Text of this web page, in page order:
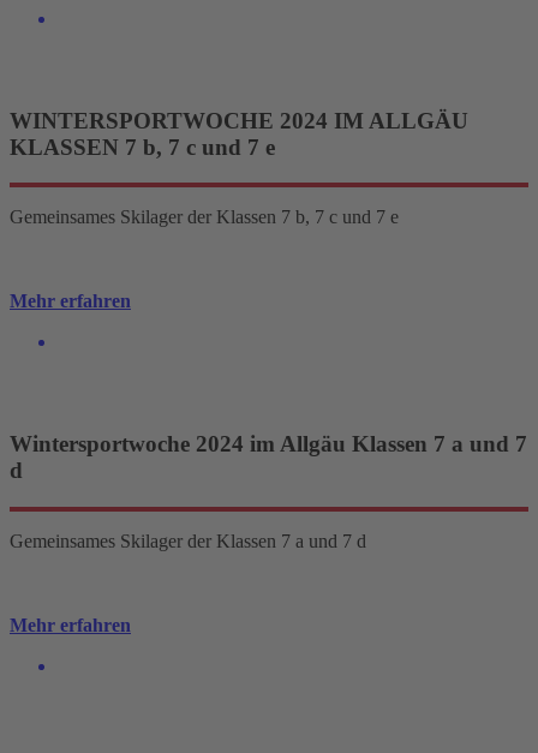
WINTERSPORTWOCHE 2024 IM ALLGÄU
KLASSEN 7 b, 7 c und 7 e
Gemeinsames Skilager der Klassen 7 b, 7 c und 7 e
Mehr erfahren
Wintersportwoche 2024 im Allgäu Klassen 7 a und 7
d
Gemeinsames Skilager der Klassen 7 a und 7 d
Mehr erfahren